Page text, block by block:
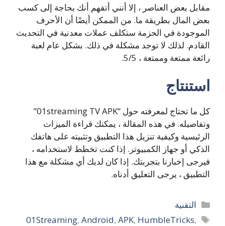
مقابل بعض العناصر ، إلا أنني أتفهم أنك بحاجة إلى كسب
بعض المال بطريقة ما. من الممكن أيضًا أن الأحرف
الموجودة في الحزمة ستكلف عملات معدنية في التحديث
القادم. لذلك لا توجد مشكلة في ذلك. بشكل عام لعبة
رائعة ممتعة وممتعة ، 5/5.
استنتاج
كل ما تحتاج لمعرفته حول “01streaming TV APK”
وتفاصيله. في هذه المقالة ، يمكنك قراءة الميزات
الرئيسية وكيفية تنزيل هذا التطبيق وتثبيته على هاتفك
الذكي أو جهاز الكمبيوتر. إذا كنت تخطط لاستخدامه ،
فيرجى إخبارنا بتجربتك. إذا كان لديك أي مشكلة مع هذا
التطبيق ، يرجى التعليق أدناه.
التصنيفات
التقنية
الوسوم
01Streaming, Android, APK, HumbleTricks,